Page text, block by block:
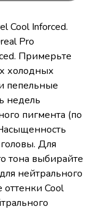
Cool Inforced.
Pro
Примерьте
холодных
пепельные
недель
пигмента (по
Для
тона выбирайте
нейтрального
Cool